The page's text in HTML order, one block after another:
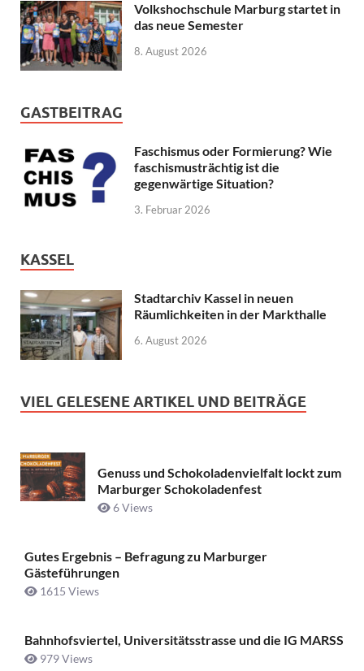
Volkshochschule Marburg startet in
das neue Semester
8. August 2026
GASTBEITRAG
Faschismus oder Formierung? Wie
faschismusträchtig ist die
gegenwärtige Situation?
3. Februar 2026
KASSEL
Stadtarchiv Kassel in neuen
Räumlichkeiten in der Markthalle
6. August 2026
VIEL GELESENE ARTIKEL UND BEITRÄGE
Genuss und Schokoladenvielfalt lockt zum
Marburger Schokoladenfest
6 Views
Gutes Ergebnis – Befragung zu Marburger
Gästeführungen
1615 Views
Bahnhofsviertel, Universitätsstrasse und die IG MARSS
979 Views